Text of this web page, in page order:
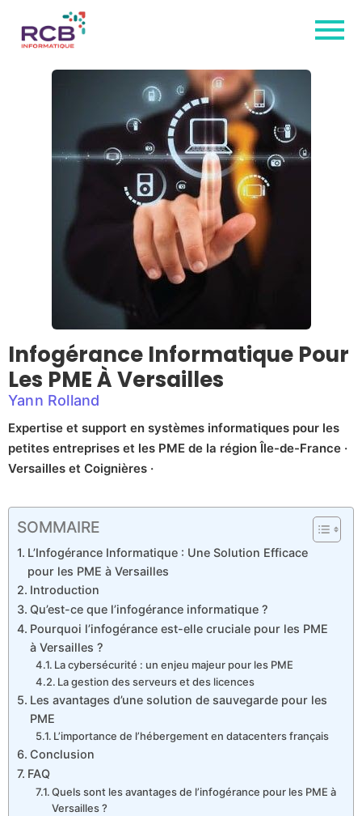
Infogérance Informatique Pour
Les PME À Versailles
Yann Rolland
Expertise et support en systèmes informatiques pour les
petites entreprises et les PME de la région Île-de-France ·
Versailles et Coignières ·
SOMMAIRE
L’Infogérance Informatique : Une Solution Efficace
pour les PME à Versailles
Introduction
Qu’est-ce que l’infogérance informatique ?
Pourquoi l’infogérance est-elle cruciale pour les PME
à Versailles ?
La cybersécurité : un enjeu majeur pour les PME
La gestion des serveurs et des licences
Les avantages d’une solution de sauvegarde pour les
PME
L’importance de l’hébergement en datacenters français
Conclusion
FAQ
Quels sont les avantages de l’infogérance pour les PME à
Versailles ?